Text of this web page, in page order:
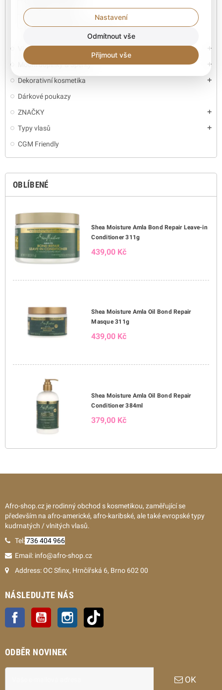
Háčky, Jehly, nitě
Prázdné nádoby & Dávkovače
Vlasy & Kanekalon add
Módní doplňky & Šperky add
Dekorativní kosmetika add
Dárkové poukazy
ZNAČKY
add
Typy vlasů add
CGM Friendly
OBLÍBENÉ
Shea Moisture Amla Bond Repair Leave-in
Conditioner 311g
439,00 Kč
Shea Moisture Amla Oil Bond Repair
Masque 311g
439,00 Kč
Shea Moisture Amla Oil Bond Repair
Conditioner 384ml
379,00 Kč
Afro-shop.cz je rodinný obchod s kosmetikou, zaměřující se
především na afro-americké, afro-karibské, ale také evropské typy
kudrnatých / vlnitých vlasů.
Tel:736 404 966
Email: info@afro-shop.cz
Address: OC Sfinx, Hrnčířská 6, Brno 602 00
NÁSLEDUJTE NÁS
Facebook YouTube Instagram
ODBĚR NOVINEK
OK
Nastavení
Odmítnout vše
Přijmout vše